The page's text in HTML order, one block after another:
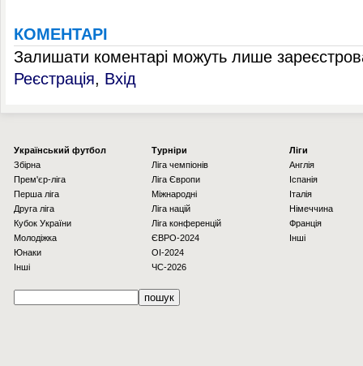
КОМЕНТАРІ
Залишати коментарі можуть лише
Реєстрація, Вхід
Українcький футбол
Збірна
Прем'єр-ліга
Перша ліга
Друга ліга
Кубок України
Молодіжка
Юнаки
Інші
Турніри
Ліга чемпіонів
Ліга Європи
Міжнародні
Ліга націй
Ліга конференцій
ЄВРО-2024
OI-2024
ЧС-2026
Ліги
Англія
Іспанія
Італія
Німеччина
Франція
Інші